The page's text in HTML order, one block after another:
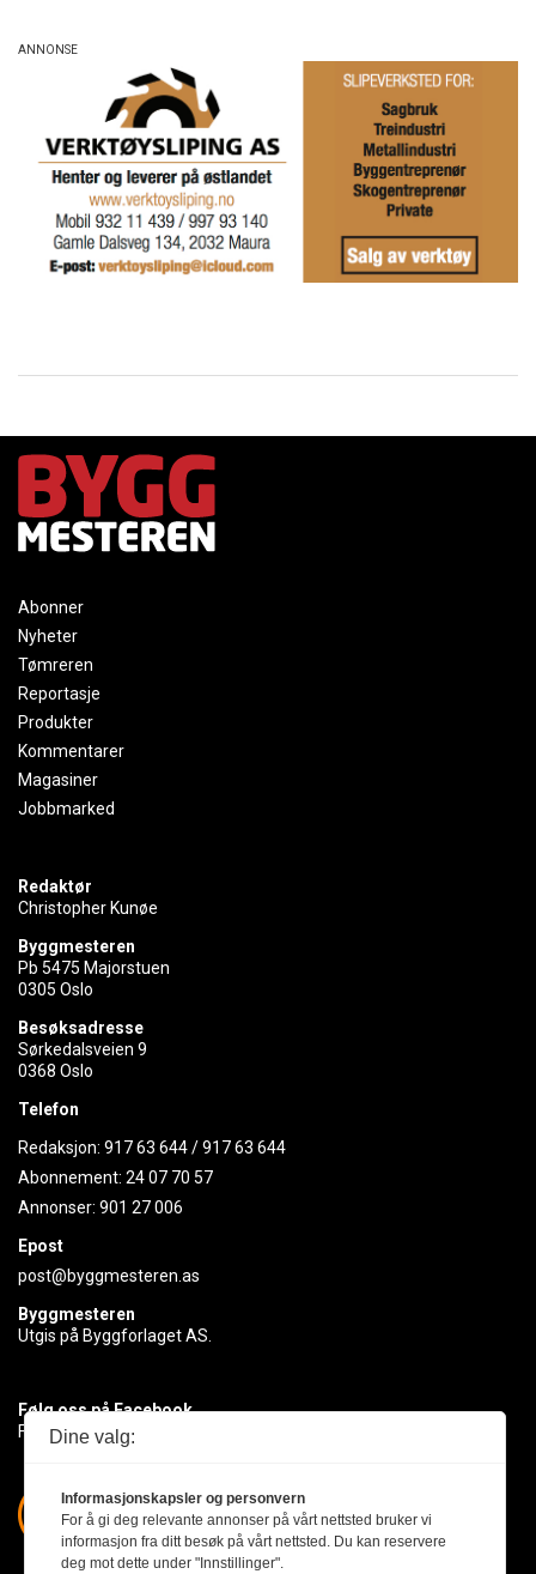
Abonner
Nyheter
Tømreren
Reportasje
Produkter
Kommentarer
Magasiner
Jobbmarked
Redaktør
Christopher Kunøe
Byggmesteren
Pb 5475 Majorstuen
0305 Oslo
Besøksadresse
Sørkedalsveien 9
0368 Oslo
Telefon
Redaksjon: 917 63 644/917 63 644
Abonnement: 24 07 70 57
Annonser: 901 27 006
Epost
post@byggmesteren.as
Byggmesteren
Utgis på Byggforlaget AS.
Følg oss på Facebook
Få med deg det siste innen byggebransjen
Dine valg:
Informasjonskapsler og personvern
For å gi deg relevante annonser på vårt nettsted bruker vi
informasjon fra ditt besøk på vårt nettsted. Du kan reservere
deg mot dette under "Innstillinger".